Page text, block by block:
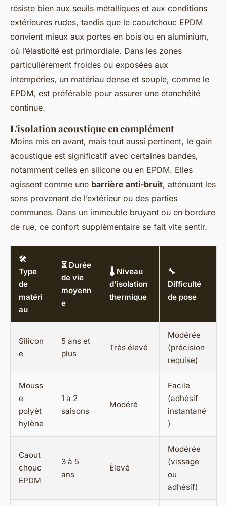
résiste bien aux seuils métalliques et aux conditions
extérieures rudes, tandis que le caoutchouc EPDM
convient mieux aux portes en bois ou en aluminium,
où l’élasticité est primordiale. Dans les zones
particulièrement froides ou exposées aux
intempéries, un matériau dense et souple, comme le
EPDM, est préférable pour assurer une étanchéité
continue.
L'isolation acoustique en complément
Moins mis en avant, mais tout aussi pertinent, le gain
acoustique est significatif avec certaines bandes,
notamment celles en silicone ou en EPDM. Elles
agissent comme une barrière anti-bruit, atténuant les
sons provenant de l’extérieur ou des parties
communes. Dans un immeuble bruyant ou en bordure
de rue, ce confort supplémentaire se fait vite sentir.
🛠️
Type
de
matéri
au
⏳ Durée
de vie
moyenn
e
🌡️ Niveau
d'isolation
thermique
🔧
Difficulté
de pose
Silicon
e
5 ans et
plus
Très élevé
Modérée
(précision
requise)
Mouss
e
polyét
hylène
1 à 2
saisons
Modéré
Facile
(adhésif
instantané
)
Caout
chouc
EPDM
3 à 5
ans
Élevé
Modérée
(vissage
ou
adhésif)